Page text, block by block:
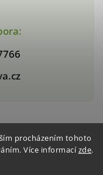
procházením tohoto
Více informacízde.